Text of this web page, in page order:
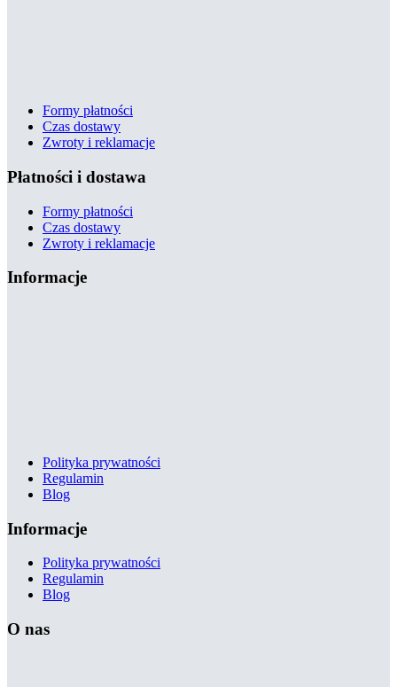
Formy płatności
Czas dostawy
Zwroty i reklamacje
Płatności i dostawa
Formy płatności
Czas dostawy
Zwroty i reklamacje
Informacje
Polityka prywatności
Regulamin
Blog
Informacje
Polityka prywatności
Regulamin
Blog
O nas